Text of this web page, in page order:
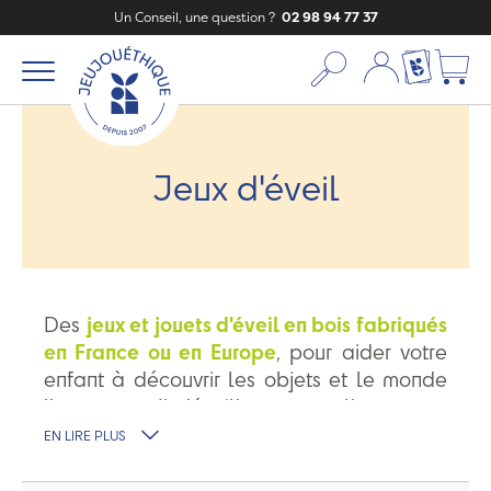
Un Conseil, une question ? 02 98 94 77 37
Mon compte
Ma liste
Jeux d'éveil
Des jeux et jouets d'éveil en bois fabriqués
en France ou en Europe, pour aider votre
enfant à découvrir les objets et le monde
l'entourant. Il s'éveillera naturellement
toute sécurité
EN LIRE PLUS